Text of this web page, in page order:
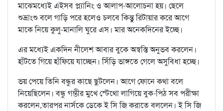
মাঝেমধ্যেই এইসব প্ল্যানিং ও আলাপ-আলোচনা হয়। ছেলে
শুভ্রাংশু বলে গাড়ি পরে হলেও চলবে কিন্তু রিটায়ার করে আগে
মাকে নিয়ে কুলু-মানালি ঘুরে এস। মার অনেকদিনের ইচ্ছে।
এর মধ্যেই একদিন নীলেশ আবার বুকে অস্বস্তি অনুভব করলেন।
হাঁটতে গিয়ে হাঁফিয়ে যাচ্ছেন। সিঁড়ি ভাঙ্গতে গেলে অসুবিধা হচ্ছে।
ভয় পেয়ে তিনি বন্ধুর কাছে ছুটলেন। আগে ফোনে কথা বলে
নিয়েছিলেন। বন্ধু গম্ভীর মুখে স্টেথো লাগিয়ে বুক-পিঠ সব পরীক্ষা
করলেন,তারপর নার্সকে ডেকে ই সি জি করাতে বললেন। ই সি জি